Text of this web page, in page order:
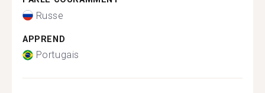
Russe
APPREND
Portugais